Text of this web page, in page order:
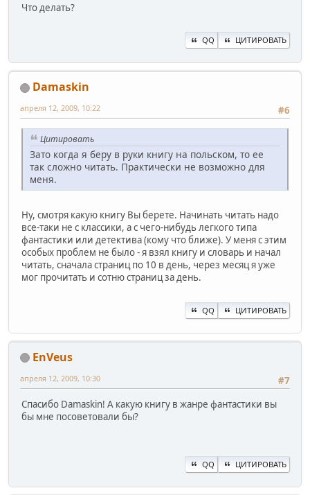
Что делать?
QQ ЦИТИРОВАТЬ
Damaskin
#6
апреля 12, 2009, 10:22
Цитировать
Зато когда я беру в руки книгу на польском, то ее
так сложно читать. Практически не возможно для
меня.
Ну, смотря какую книгу Вы берете. Начинать читать надо
все-таки не с классики, а с чего-нибудь легкого типа
фантастики или детектива (кому что ближе). У меня с этим
особых проблем не было - я взял книгу и словарь и начал
читать, сначала страниц по 10 в день, через месяц я уже
мог прочитать и сотню страниц за день.
QQ ЦИТИРОВАТЬ
EnVeus
#7
апреля 12, 2009, 10:30
Спасибо Damaskin! А какую книгу в жанре фантастики вы
бы мне посоветовали бы?
QQ ЦИТИРОВАТЬ